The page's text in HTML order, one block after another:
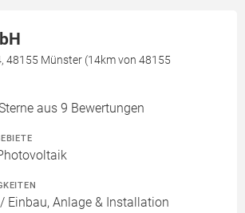
48155 Münster (14km von 48155
aus 9 Bewertungen
Einbau, Anlage & Installation